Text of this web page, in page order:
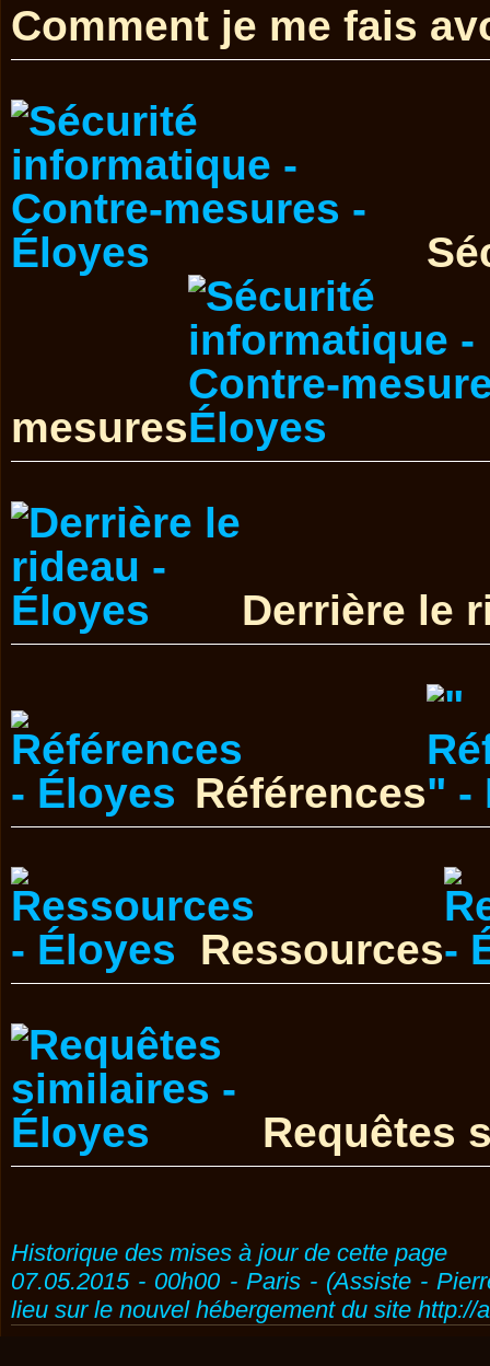
Comment je me fais
mesures
Derrière le
Références
Ressources
Requêtes
Historique des mises à jour de cette page
07.05.2015 - 00h00 - Paris - (Assiste -
lieu sur le nouvel hébergement du site http://